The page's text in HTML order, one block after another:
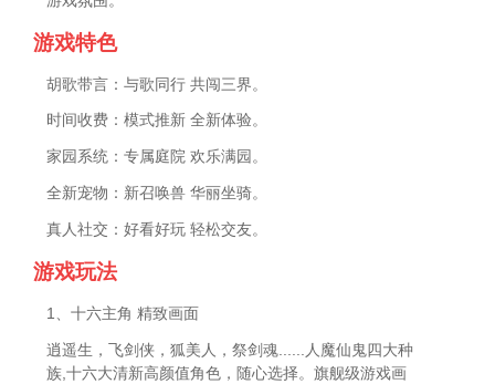
游戏特色
胡歌带言：与歌同行 共闯三界。
时间收费：模式推新 全新体验。
家园系统：专属庭院 欢乐满园。
全新宠物：新召唤兽 华丽坐骑。
真人社交：好看好玩 轻松交友。
游戏玩法
1、十六主角 精致画面
逍遥生，飞剑侠，狐美人，祭剑魂......人魔仙鬼四大种
族,十六大清新高颜值角色，随心选择。旗舰级游戏画